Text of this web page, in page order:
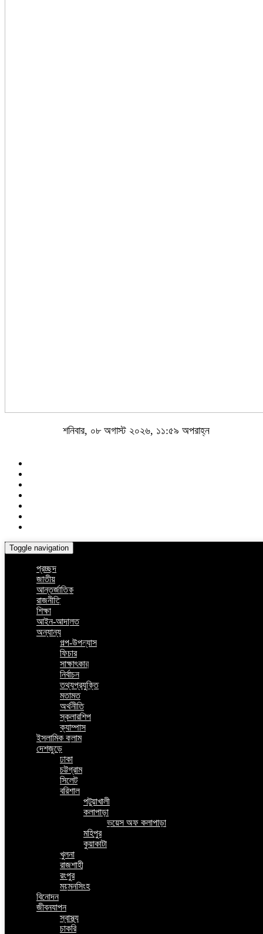
শনিবার, ০৮ অগাস্ট ২০২৬, ১১:৫৯ অপরাহ্ন
Toggle navigation
প্রচ্ছদ
জাতীয়
আন্তর্জাতিক
রাজনীতি
শিক্ষা
আইন-আদালত
অন্যান্য
গল্প-উপন্যাস
ফিচার
সাক্ষাৎকার
নির্বাচন
তথ্যপ্রযুক্তি
মতামত
অর্থনীতি
স্কলারশিপ
ক্যাম্পাস
ইসলামিক কলাম
দেশজুড়ে
ঢাকা
চট্টগ্রাম
সিলেট
বরিশাল
পটুয়াখালী
কলাপাড়া
ভয়েস অফ কলাপাড়া
মহিপুর
কুয়াকাটা
খুলনা
রাজশাহী
রংপুর
ময়মনসিংহ
বিনোদন
জীবনযাপন
স্বাস্থ্য
চাকরি